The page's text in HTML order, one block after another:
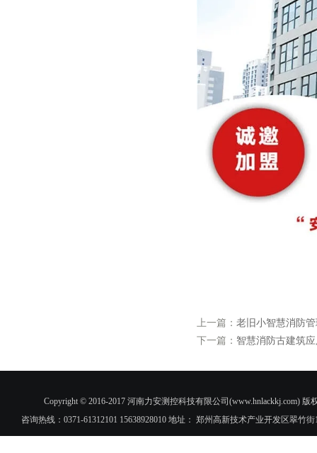
上一篇： 老旧小智慧消防
下一篇： 智慧消防古建筑
Copyright © 2016-2017 河南力安测控科技有限公司(www.hnlackkj.com)
咨询热线：0371-61312101 15638928010 地址： 郑州高新技术产业开发区翠竹